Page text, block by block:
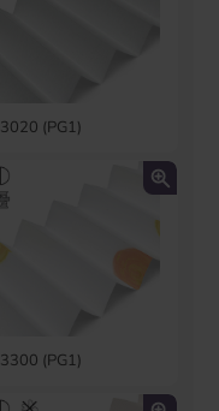
3020 (PG1)
3300 (PG1)